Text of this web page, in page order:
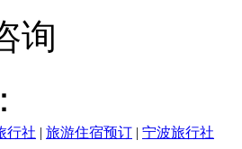
询
行社 | 旅游住宿预订 | 宁波旅行社